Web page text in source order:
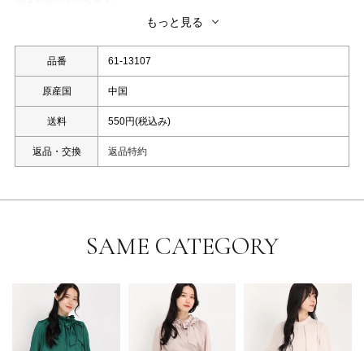
パンツやスカート、ワンピースとのレイヤードなど、幅広いスタイリングを
楽しめる旬のアイテムです。
洗濯：洗濯機使用可
※照明の関係により、実際よりも色味が違って見える場合、
また、パソコンやスマートフォンなどの環境により、若干製品と画像のカラ
ーが異なる場合もございます。
予めご了承ください。
※同じカラー名でも商品により色が異なりますので、予めご了承ください。
もっと見る
品番 61-13107
原産国 中国
送料 550円(税込み)
返品・交換 返品特約
SAME CATEGORY